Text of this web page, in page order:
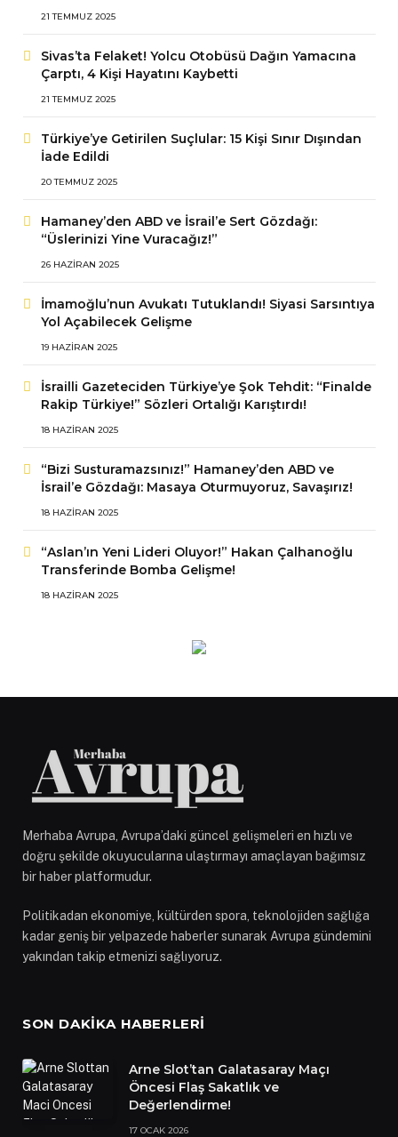
21 TEMMUZ 2025
Sivas’ta Felaket! Yolcu Otobüsü Dağın Yamacına
Çarptı, 4 Kişi Hayatını Kaybetti
21 TEMMUZ 2025
Türkiye’ye Getirilen Suçlular: 15 Kişi Sınır Dışından
İade Edildi
20 TEMMUZ 2025
Hamaney’den ABD ve İsrail’e Sert Gözdağı:
“Üslerinizi Yine Vuracağız!”
26 HAZIRAN 2025
İmamoğlu’nun Avukatı Tutuklandı! Siyasi Sarsıntıya
Yol Açabilecek Gelişme
19 HAZIRAN 2025
İsrailli Gazeteciden Türkiye’ye Şok Tehdit: “Finalde
Rakip Türkiye!” Sözleri Ortalığı Karıştırdı!
18 HAZIRAN 2025
“Bizi Susturamazsınız!” Hamaney’den ABD ve
İsrail’e Gözdağı: Masaya Oturmuyoruz, Savaşırız!
18 HAZIRAN 2025
“Aslan’ın Yeni Lideri Oluyor!” Hakan Çalhanoğlu
Transferinde Bomba Gelişme!
18 HAZIRAN 2025
Merhaba Avrupa, Avrupa’daki güncel gelişmeleri en hızlı ve
doğru şekilde okuyucularına ulaştırmayı amaçlayan bağımsız
bir haber platformudur.
Politikadan ekonomiye, kültürden spora, teknolojiden sağlığa
kadar geniş bir yelpazede haberler sunarak Avrupa gündemini
yakından takip etmenizi sağlıyoruz.
SON DAKIKA HABERLERI
Arne Slot’tan Galatasaray Maçı
Öncesi Flaş Sakatlık ve
Değerlendirme!
17 OCAK 2026